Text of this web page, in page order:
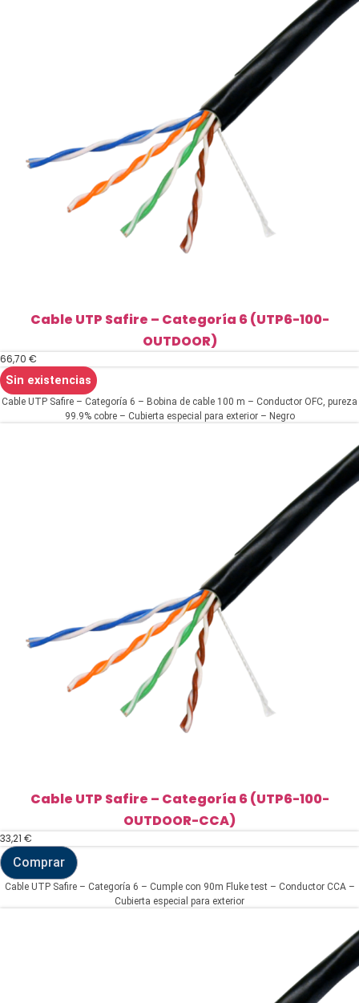
Cable UTP Safire – Categoría 6 (UTP6-100-
OUTDOOR)
66,70 €
Sin existencias
Cable UTP Safire – Categoría 6 – Bobina de cable 100 m – Conductor OFC, pureza
99.9% cobre – Cubierta especial para exterior – Negro
Cable UTP Safire – Categoría 6 (UTP6-100-
OUTDOOR-CCA)
33,21 €
Cable
UTP
Safire
-
Comprar
Cable UTP Safire – Categoría 6 – Cumple con 90m Fluke test – Conductor CCA –
Cubierta especial para exterior